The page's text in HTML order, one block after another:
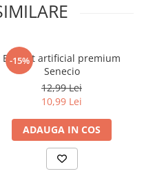
-15%
Buchet artificial premium
Senecio
12,99 Lei
10,99 Lei
ADAUGA IN COS